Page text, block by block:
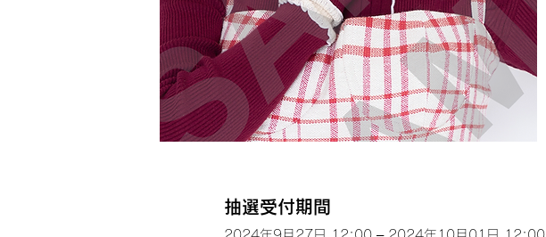
抽選受付期間
2024年9月27日 12:00 – 2024年10月01日 12:00